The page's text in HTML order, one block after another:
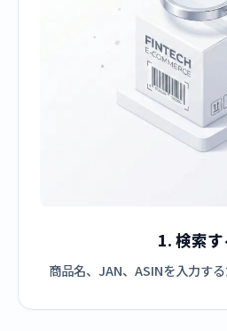
1. 検索す
商品名、JAN、ASINを入力する